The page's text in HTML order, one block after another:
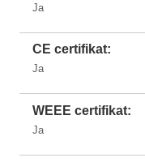
Ja
CE certifikat:
Ja
WEEE certifikat:
Ja